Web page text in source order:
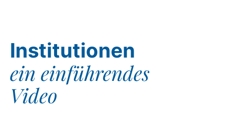
Institutionen
ein einführendes
Video